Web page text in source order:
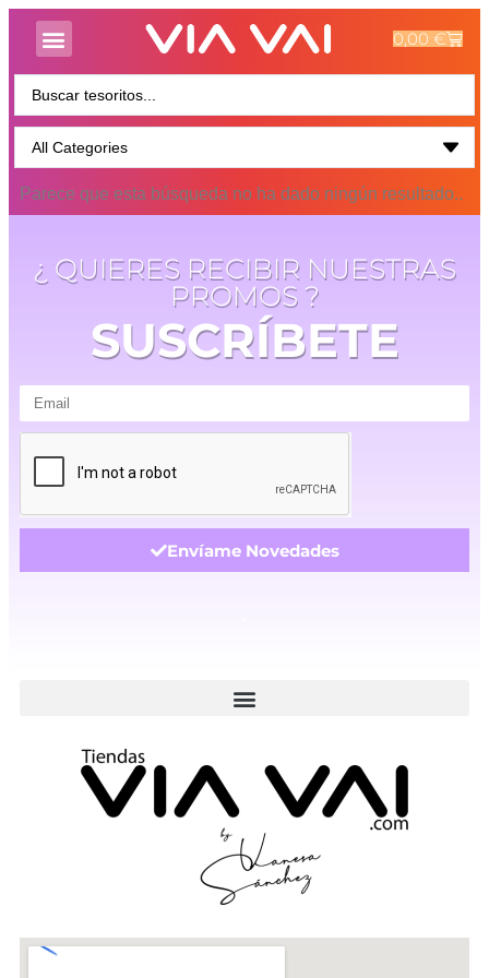
0,00€
Parece que esta búsqueda no ha dado ningún resultado..
¿ QUIERES RECIBIR NUESTRAS
PROMOS ?
SUSCRÍBETE
Envíame Novedades